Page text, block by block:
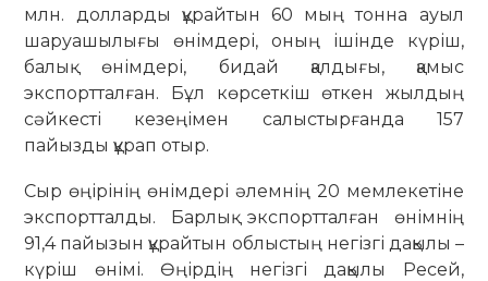
млн. долларды құрайтын 60 мың тонна ауыл
шаруашылығы өнімдері, оның ішінде күріш,
балық өнімдері, бидай қалдығы, қамыс
экспортталған. Бұл көрсеткіш өткен жылдың
сәйкесті кезеңімен салыстырғанда 157
пайызды құрап отыр.
Сыр өңірінің өнімдері әлемнің 20 мемлекетіне
экспортталды. Барлық экспортталған өнімнің
91,4 пайызын құрайтын облыстың негізгі дақылы –
күріш өнімі. Өңірдің негізгі дақылы Ресей,